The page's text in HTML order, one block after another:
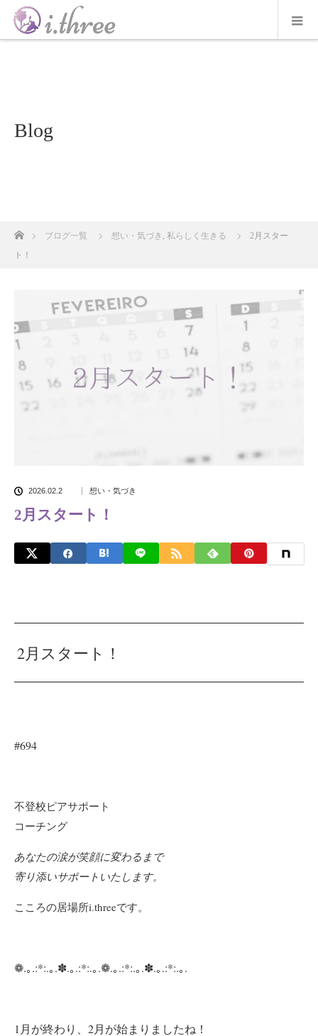
Blog
ホームブログ一覧 想い・気づき , 私らしく生きる
2月スター
ト！
2026.02.2 想い・気づき
2月スタート！
2月スタート！
#694
不登校ピアサポート
コーチング
あなたの涙が笑顔に変わるまで
寄り添いサポートいたします。
こころの居場所i.threeです。
❁.｡.:*:.｡.✽.｡.:*:.｡.❁.｡.:*:.｡.✽.｡.:*:.｡.
1月が終わり、2月が始まりましたね！